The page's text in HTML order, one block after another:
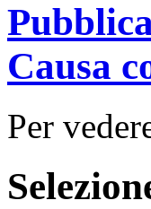
Causa
Per